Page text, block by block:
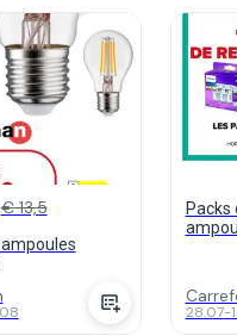
€ 13,5
Packs
28.07-